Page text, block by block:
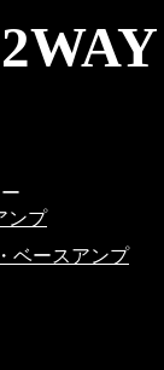
ンプ
ベースアンプ